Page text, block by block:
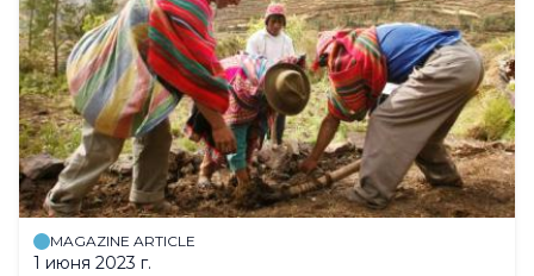
MAGAZINE ARTICLE
1 июня 2023 г.